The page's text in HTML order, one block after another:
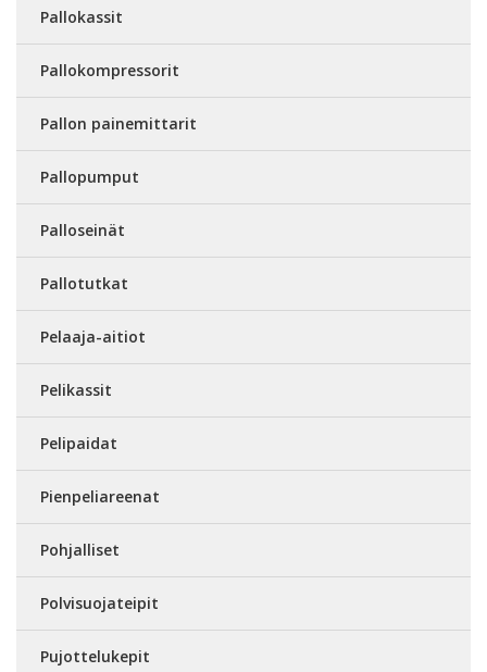
Pallokassit
Pallokompressorit
Pallon painemittarit
Pallopumput
Palloseinät
Pallotutkat
Pelaaja-aitiot
Pelikassit
Pelipaidat
Pienpeliareenat
Pohjalliset
Polvisuojateipit
Pujottelukepit